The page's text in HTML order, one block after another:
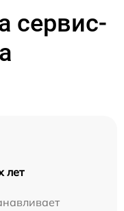
сервис-
лет